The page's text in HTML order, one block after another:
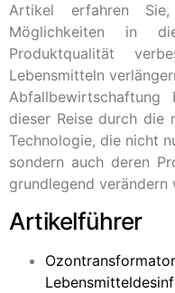
Artikel erfahren
Möglichkeiten in
Produktqualität
Lebensmitteln
dieser Reise durch die
Technologie, die nicht
sondern auch deren
grundlegend verändern
Artikelführer